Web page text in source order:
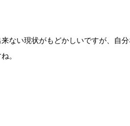
ない現状がもどかしいですが、自分
。